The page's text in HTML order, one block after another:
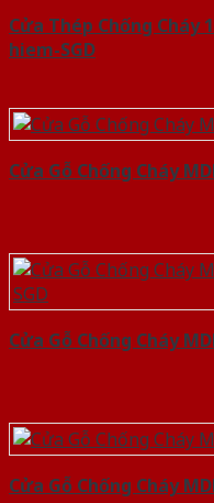
Cửa Thép Chống
hiem-SGD
Cửa Gỗ Chống Cháy
Cửa Gỗ Chống Cháy
Cửa Gỗ Chống Cháy